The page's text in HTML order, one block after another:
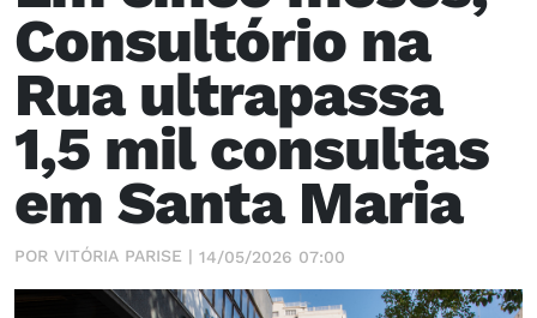
Consultório na
Rua ultrapassa
1,5 mil consultas
em Santa Maria
POR VITÓRIA PARISE | 14/05/2026 07:00